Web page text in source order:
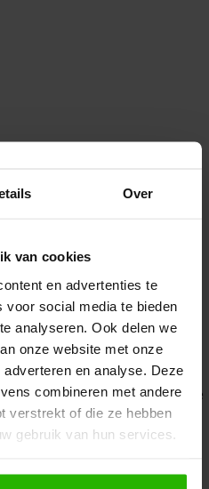
Over
van cookies
en advertenties te
voor social media te bieden
analyseren. Ook delen we
onze website met onze
en analyse. Deze
combineren met andere
verstrekt of die ze hebben
gebruik van hun services.
geef je Voordeeluitjes.nl
exception has occurred while
(see the browser console for more
.